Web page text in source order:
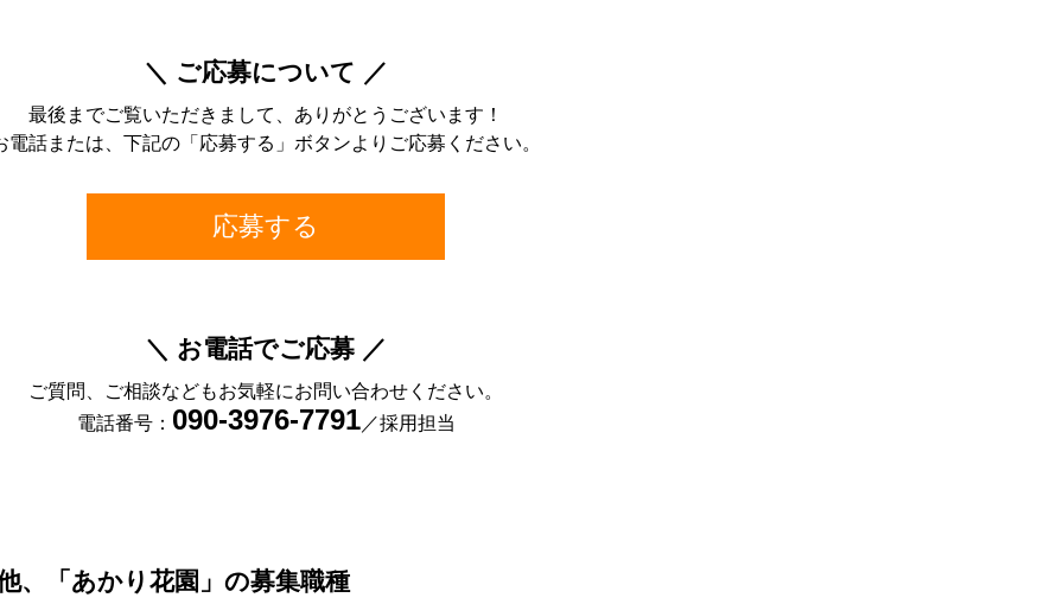
＼ ご応募について ／
最後までご覧いただきまして、ありがとうございます！
電話または、下記の「応募する」ボタンよりご応募ください。
応募する
＼ お電話でご応募 ／
ご質問、ご相談などもお気軽にお問い合わせください。
電話番号： 090-3976-7791／採用担当
、「あかり花園」の募集職種